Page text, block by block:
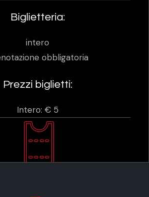
Biglietteria:
intero
obbligatoria
Prezzi biglietti:
Intero: € 5